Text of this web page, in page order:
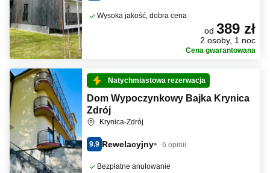
Wysoka jakość, dobra cena
od 389 zł
2 osoby, 1 noc
Cena gwarantowana
Natychmiastowa rezerwacja
Dom Wypoczynkowy Bajka Krynica
Zdrój
Krynica-Zdrój
9.9 Rewelacyjny 6 opinii
Bezpłatne anulowanie